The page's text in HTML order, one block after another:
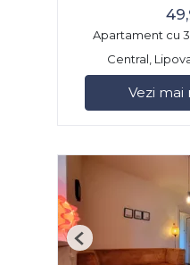
Apartament cu
Central,
Vezi
Previous